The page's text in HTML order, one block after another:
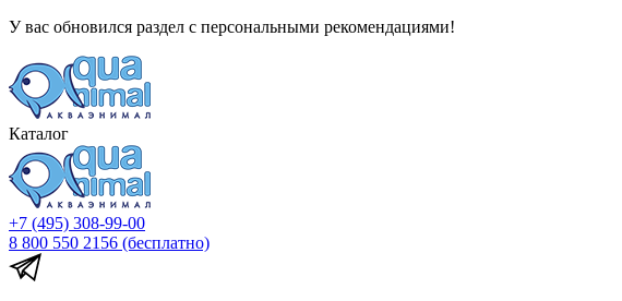
У вас обновился раздел с персональными рекомендациями!
Каталог
+7 (495) 308-99-00
8 800 550 2156 (бесплатно)